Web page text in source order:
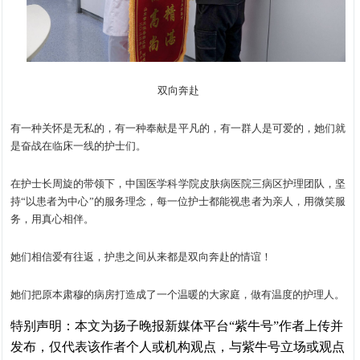
双向奔赴
有一种关怀是无私的，有一种奉献是平凡的，有一群人是可爱的，她们就
是奋战在临床一线的护士们。
在护士长周旋的带领下，中国医学科学院皮肤病医院三病区护理团队，坚
持“以患者为中心”的服务理念，每一位护士都能视患者为亲人，用微笑服
务，用真心相伴。
她们相信爱有往返，护患之间从来都是双向奔赴的情谊！
她们把原本肃穆的病房打造成了一个温暖的大家庭，做有温度的护理人。
特别声明：本文为扬子晚报新媒体平台“紫牛号”作者上传并
发布，仅代表该作者个人或机构观点，与紫牛号立场或观点